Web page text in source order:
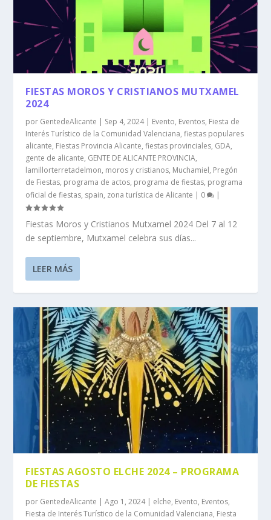
FIESTAS MOROS Y CRISTIANOS MUTXAMEL
2024
por GentedeAlicante | Sep 4, 2024| Evento, Eventos, Fiesta de
Interés Turístico de la Comunidad Valenciana,fiestas populares
alicante, Fiestas Provincia Alicante,fiestas provinciales, GDA,
gente de alicante, GENTE DE ALICANTE PROVINCIA,
lamillorterretadelmon, moros y cristianos, Muchamiel, Pregón
de Fiestas, programa de actos, programa de fiestas, programa
oficial de fiestas, spain, zona turística de Alicante | 0 |
Fiestas Moros y Cristianos Mutxamel 2024 Del 7 al 12
de septiembre, Mutxamel celebra sus días...
LEER MÁS
FIESTAS AGOSTO ELCHE 2024 – PROGRAMA
DE FIESTAS
por GentedeAlicante |Ago 1, 2024| elche, Evento, Eventos,
Fiesta de Interés Turístico de la Comunidad Valenciana, Fiesta